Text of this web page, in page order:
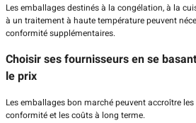
Les emballages destinés à la congélation, à la
à un traitement à haute température peuvent
conformité supplémentaires.
Choisir ses fournisseurs en se
le prix
Les emballages bon marché peuvent accroître
conformité et les coûts à long terme.